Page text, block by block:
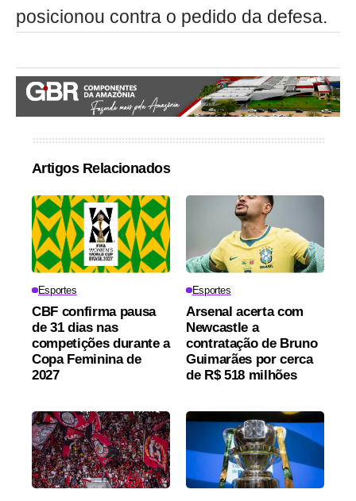
posicionou contra o pedido da defesa.
Artigos Relacionados
Esportes
CBF confirma pausa
de 31 dias nas
competições durante a
Copa Feminina de
2027
Esportes
Arsenal acerta com
Newcastle a
contratação de Bruno
Guimarães por cerca
de R$ 518 milhões